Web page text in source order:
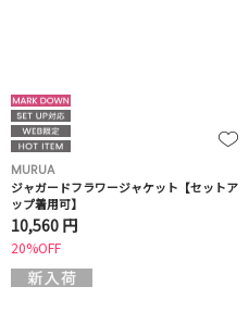
MURUA
ジャガードフラワージャケット【セットア
ップ着用可】
10,560 円
20%OFF